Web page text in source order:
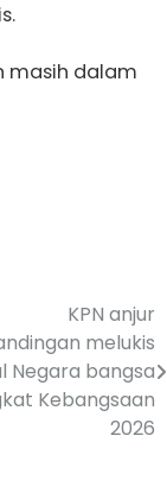
masih dalam
KPN anjur
melukis
Negara bangsa
Kebangsaan
2026